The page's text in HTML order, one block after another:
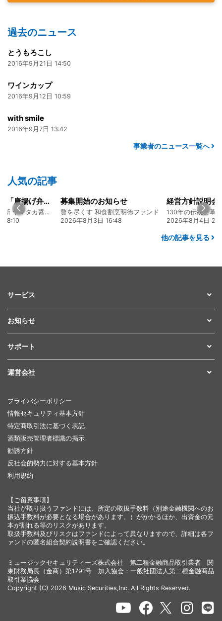
過去のニュース
とうもろこし
2016年9月21日 14:50
ワインカップ
2016年9月12日 10:59
with smile
2016年9月7日 13:42
事業者のニュース一覧へ
人気の記事
大人気メニュー「唐揚げ弁当」のレシピをご紹介します！
130年の伝統と革新 ヤマタカ醤油ファンド
08:10
募集開始のお知らせ
贅を尽くす 和食割烹明徳ファンド
2026年8月3日 16:48
2026年8月4日
他の記事を見る
サービス
お知らせ
サポート
運営会社
プライバシーポリシー
情報セキュリティ基本方針
特定商取引法に基づく表記
酒類販売管理者標識の掲示
勧誘方針
反社会的勢力に対する基本方針
利用規約
【ご留意事項】
当社が取り扱うファンドには、所定の取扱手数料（別途金融機関へのお
振込手数料が必要となる場合があります。）がかかるほか、出資金の元
本が割れる等のリスクがあります。
取扱手数料及びリスクはファンドによって異なりますので、詳細は各フ
ァンドの匿名組合契約説明書をご確認ください。
ミュージックセキュリティーズ株式会社 第二種金融商品取引業者 関
東財務局長（金商）第1791号 加入協会：一般社団法人第二種金融商品
取引業協会
Copyright (C) 2026 Music Securities,Inc. All Rights Reserved.